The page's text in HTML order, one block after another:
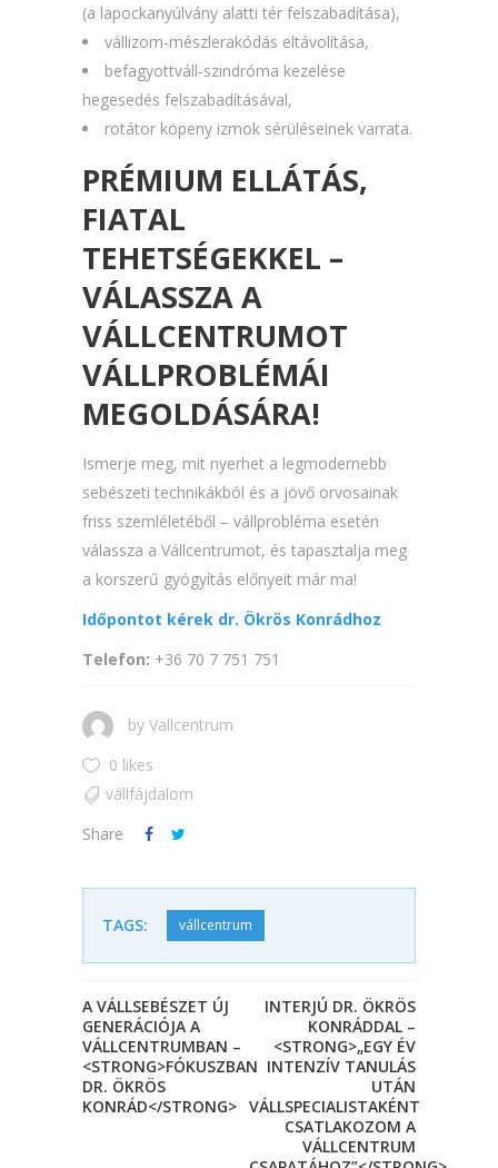
(a lapockanyúlvány alatti tér felszabadítása),
vállizom-mészlerakódás eltávolítása,
befagyottváll-szindróma kezelése
hegesedés felszabadításával,
rotátor köpeny izmok sérüléseinek varrata.
PRÉMIUM ELLÁTÁS,
FIATAL
TEHETSÉGEKKEL –
VÁLASSZA A
VÁLLCENTRUMOT
VÁLLPROBLÉMÁI
MEGOLDÁSÁRA!
Ismerje meg, mit nyerhet a legmodernebb
sebészeti technikákból és a jövő orvosainak
friss szemléletéből – vállprobléma esetén
válassza a Vállcentrumot, és tapasztalja meg
a korszerű gyógyítás előnyeit már ma!
Időpontot kérek dr. Ökrös Konrádhoz
Telefon: +36 70 7 751 751
by Vallcentrum
0 likes
vállfájdalom
Share
TAGS: vállcentrum
A VÁLLSEBÉSZET ÚJ
GENERÁCIÓJA A
VÁLLCENTRUMBAN –
<STRONG>FÓKUSZBAN
DR. ÖKRÖS
KONRÁD</STRONG>
INTERJÚ DR. ÖKRÖS
KONRÁDDAL –
<STRONG>„EGY ÉV
INTENZÍV TANULÁS
UTÁN
VÁLLSPECIALISTAKÉNT
CSATLAKOZOM A
VÁLLCENTRUM